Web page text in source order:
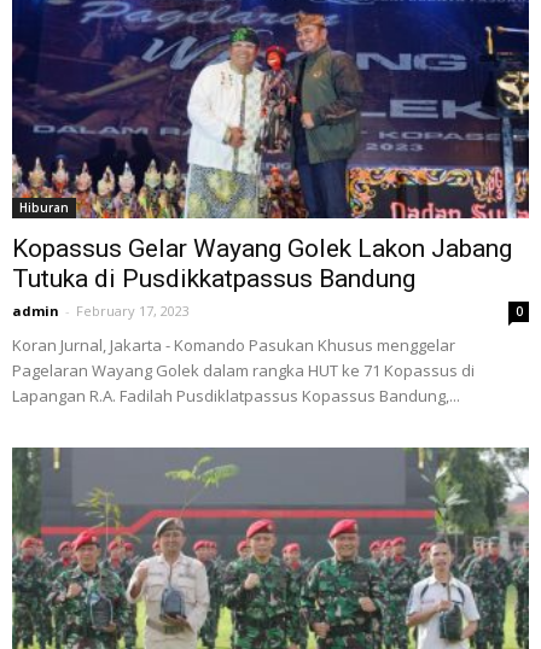
Hiburan
Kopassus Gelar Wayang Golek Lakon Jabang
Tutuka di Pusdikkatpassus Bandung
admin - February 17, 2023 0
Koran Jurnal, Jakarta - Komando Pasukan Khusus menggelar
Pagelaran Wayang Golek dalam rangka HUT ke 71 Kopassus di
Lapangan R.A. Fadilah Pusdiklatpassus Kopassus Bandung,...